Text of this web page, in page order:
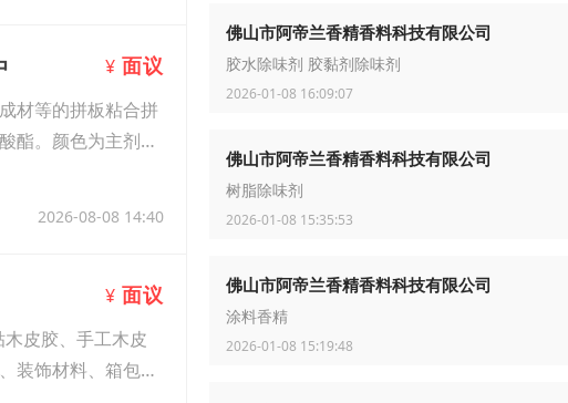
¥ 面议
材等的拼板粘合拼
酯。颜色为主剂乳
2026-08-08 14:40
¥ 面议
皮胶、手工木皮
装饰材料、箱包、
佛山市阿帝兰香精香料科技有限公司
胶水除味剂 胶黏剂除味剂
2026-01-08 16:09:07
佛山市阿帝兰香精香料科技有限公司
树脂除味剂
2026-01-08 15:35:53
佛山市阿帝兰香精香料科技有限公司
涂料香精
2026-01-08 15:19:48